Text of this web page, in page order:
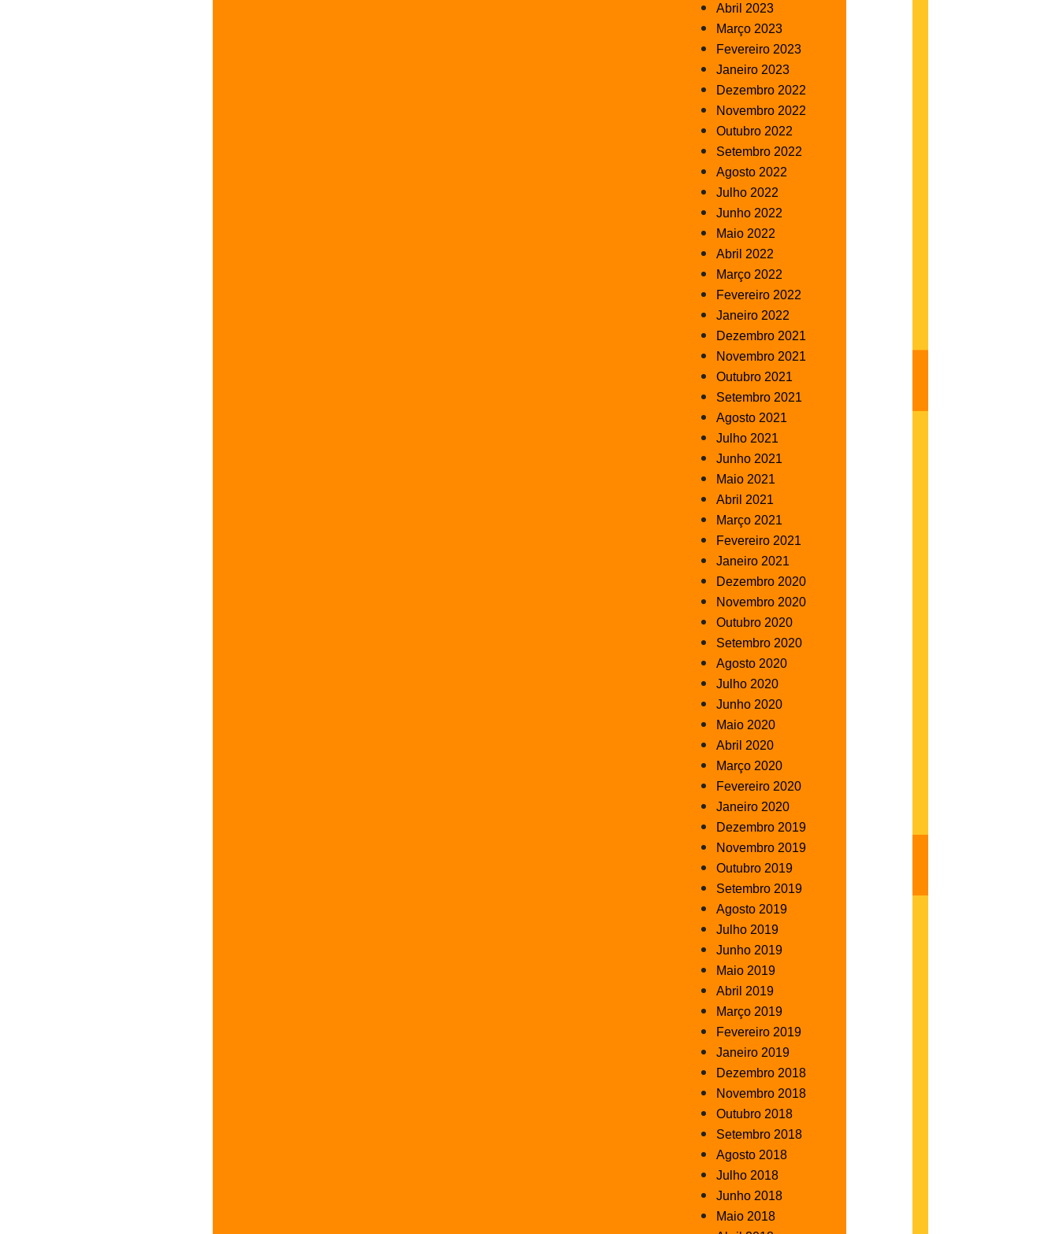
Abril 2023
Março 2023
Fevereiro 2023
Janeiro 2023
Dezembro 2022
Novembro 2022
Outubro 2022
Setembro 2022
Agosto 2022
Julho 2022
Junho 2022
Maio 2022
Abril 2022
Março 2022
Fevereiro 2022
Janeiro 2022
Dezembro 2021
Novembro 2021
Outubro 2021
Setembro 2021
Agosto 2021
Julho 2021
Junho 2021
Maio 2021
Abril 2021
Março 2021
Fevereiro 2021
Janeiro 2021
Dezembro 2020
Novembro 2020
Outubro 2020
Setembro 2020
Agosto 2020
Julho 2020
Junho 2020
Maio 2020
Abril 2020
Março 2020
Fevereiro 2020
Janeiro 2020
Dezembro 2019
Novembro 2019
Outubro 2019
Setembro 2019
Agosto 2019
Julho 2019
Junho 2019
Maio 2019
Abril 2019
Março 2019
Fevereiro 2019
Janeiro 2019
Dezembro 2018
Novembro 2018
Outubro 2018
Setembro 2018
Agosto 2018
Julho 2018
Junho 2018
Maio 2018